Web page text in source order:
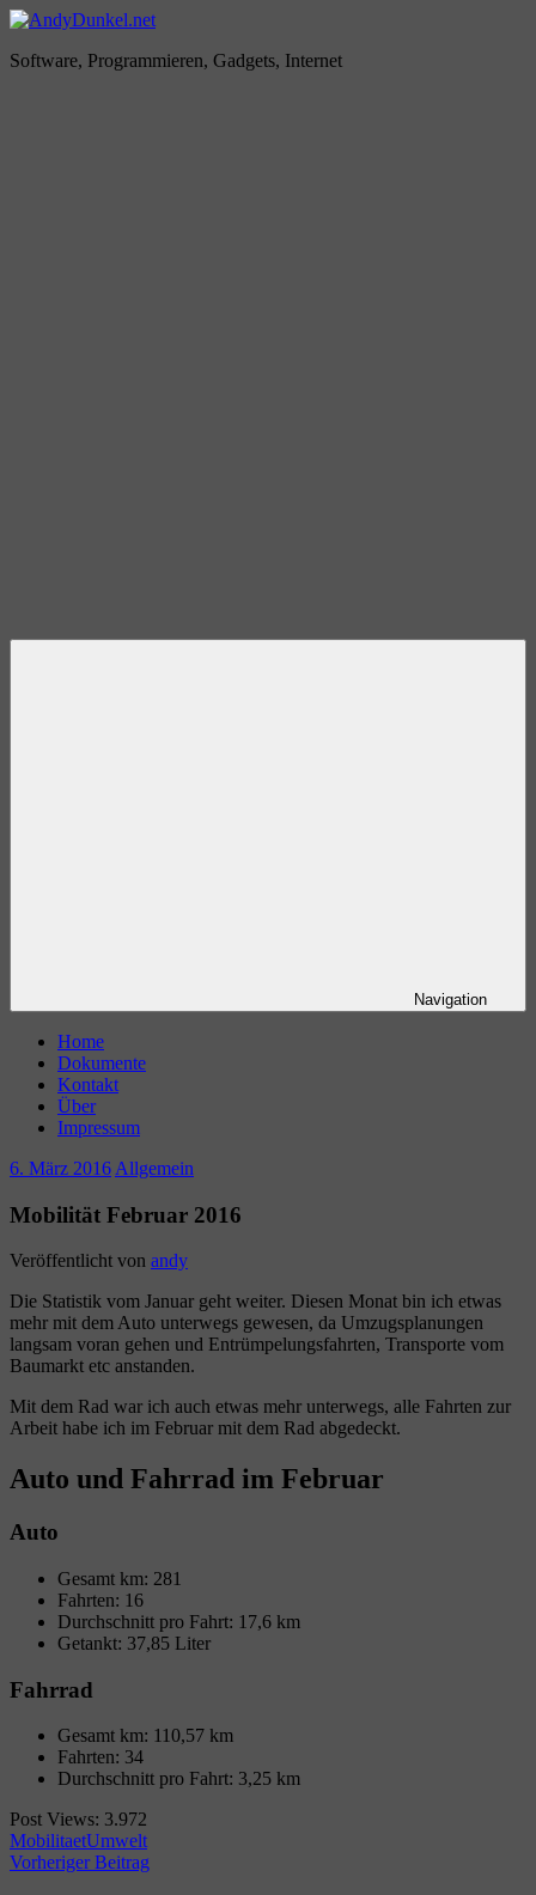
Zum
springen
AndyDunkel.net
Software, Programmieren, Gadgets, Internet
Navigation
Home
Dokumente
Kontakt
Über
Impressum
6. März 2016 Allgemein
Mobilität Februar 2016
Veröffentlicht von andy
Die Statistik vom Januar geht weiter. Diesen Monat bin ich etwas
mehr mit dem Auto unterwegs gewesen, da Umzugsplanungen
langsam voran gehen und Entrümpelungsfahrten, Transporte vom
Baumarkt etc anstanden.
Mit dem Rad war ich auch etwas mehr unterwegs, alle Fahrten zur
Arbeit habe ich im Februar mit dem Rad abgedeckt.
Auto und Fahrrad im Februar
Auto
Gesamt km: 281
Fahrten: 16
Durchschnitt pro Fahrt: 17,6 km
Getankt: 37,85 Liter
Fahrrad
Gesamt km: 110,57 km
Fahrten: 34
Durchschnitt pro Fahrt: 3,25 km
Post Views: 3.972
MobilitaetUmwelt
Beitragsnavigation
Vorheriger Beitrag